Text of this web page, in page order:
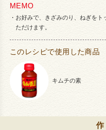
MEMO
お好みで、きざみのり、ねぎを
ただけます。
このレシピで使用した商品
キムチの素